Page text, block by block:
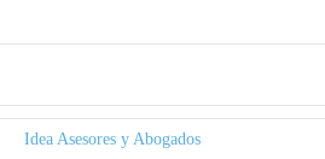
Idea Asesores y Abogados